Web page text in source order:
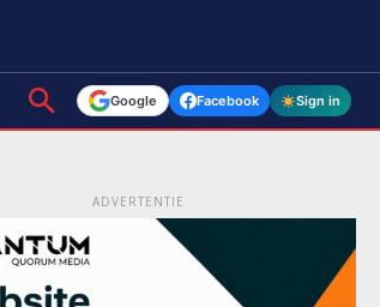
Google Facebook Sign in
ADVERTENTIE